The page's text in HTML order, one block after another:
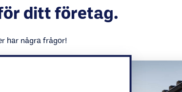
ditt företag.
har några frågor!